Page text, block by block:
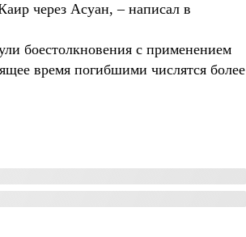
через Асуан, – написал в
боестолкновения с применением
время погибшими числятся более